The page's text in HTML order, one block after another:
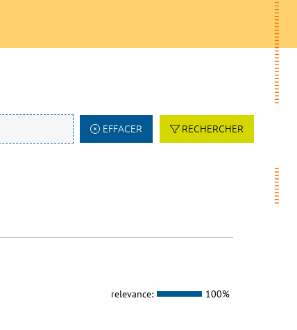
EFFACER RECHERCHER
relevance: 100%